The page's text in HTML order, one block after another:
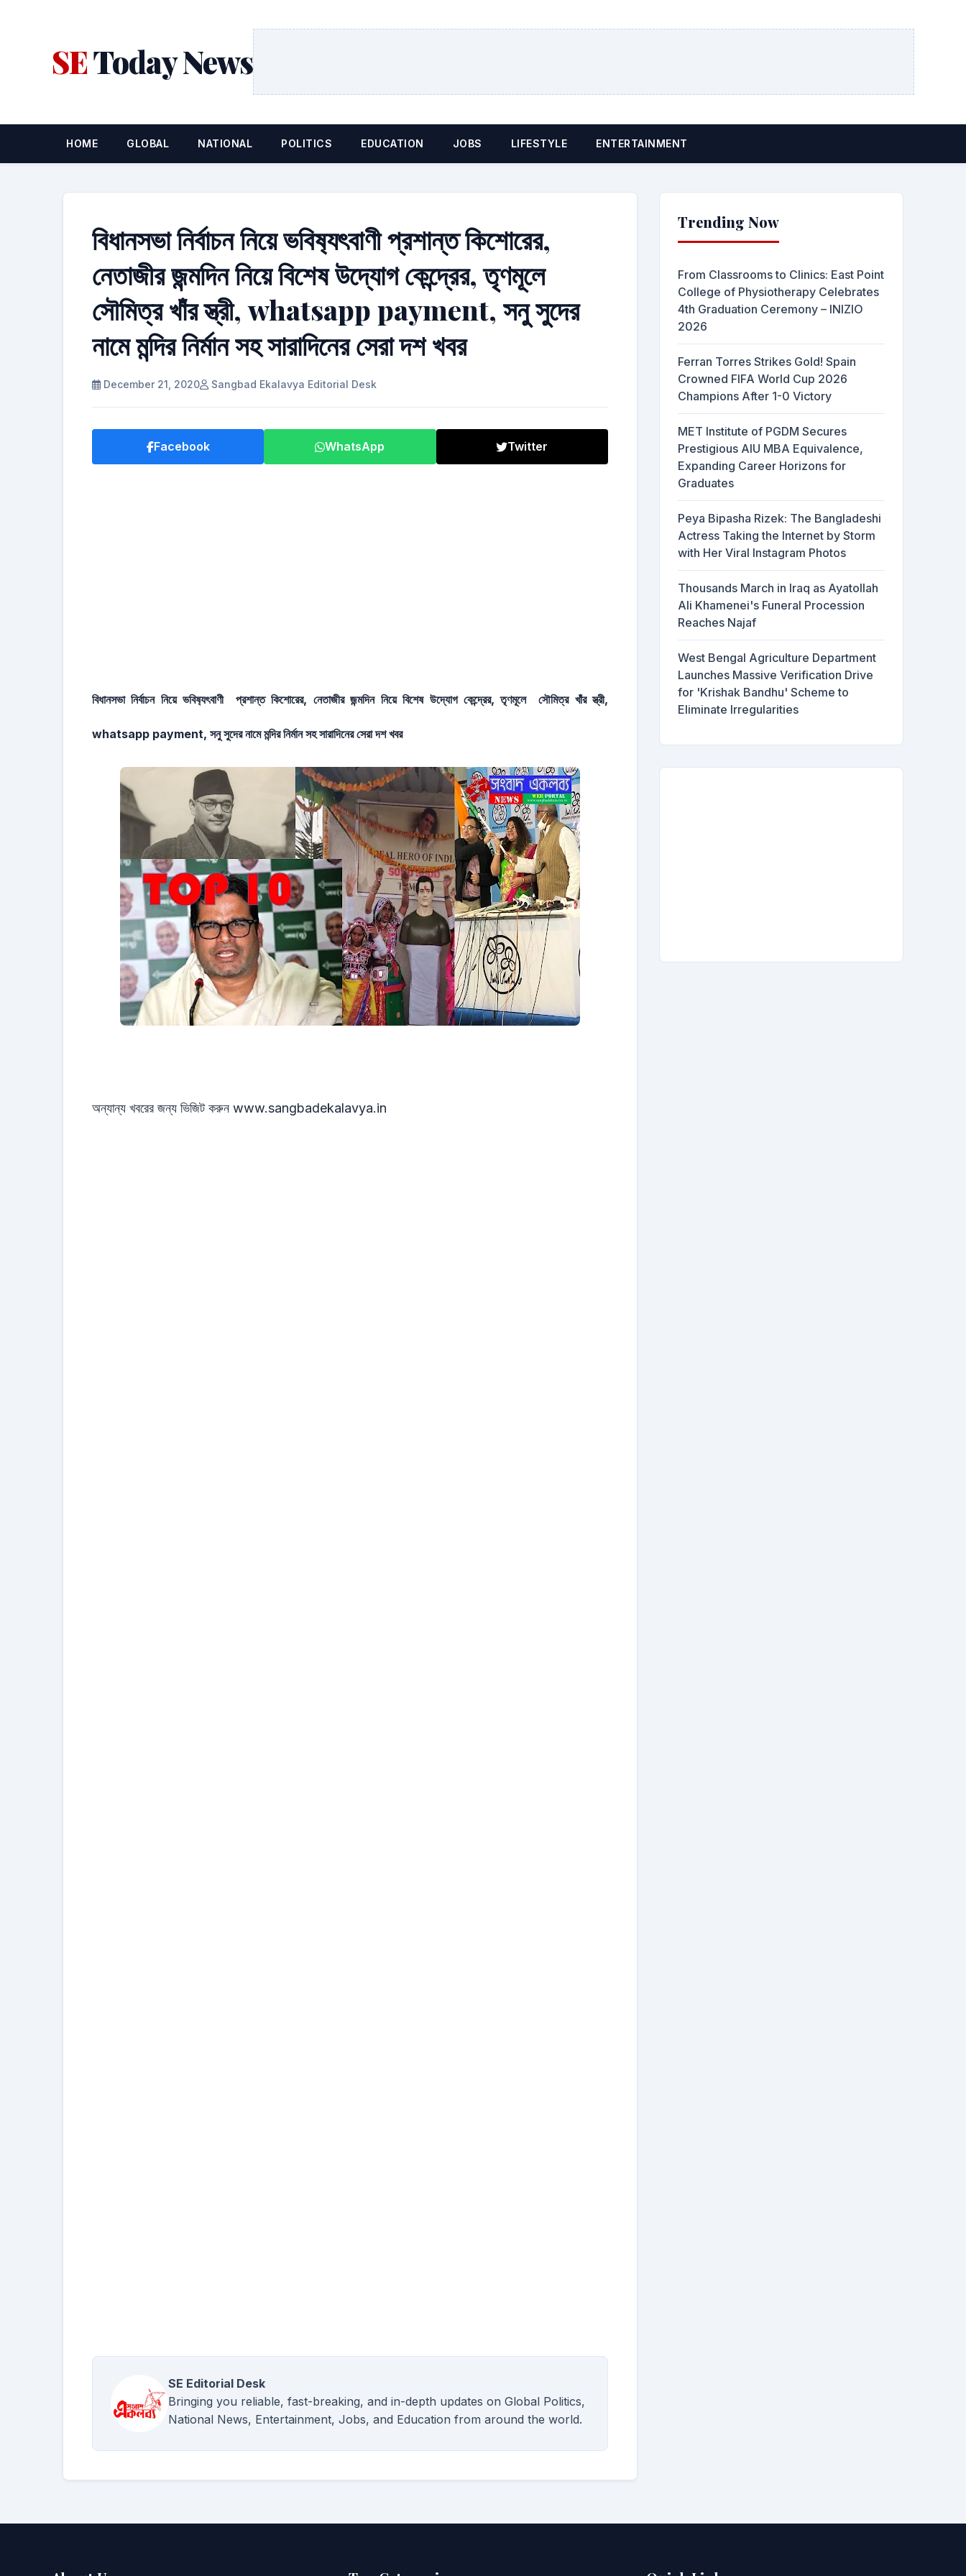
SEToday News
HOME GLOBAL NATIONAL POLITICS EDUCATION JOBS LIFESTYLE ENTERTAINMENT
বিধানসভা নির্বাচন নিয়ে ভবিষ‍্যৎবাণী প্রশান্ত কিশোরের,
নেতাজীর জন্মদিন নিয়ে বিশেষ উদ্যোগ কেন্দ্রের, তৃণমূলে
সৌমিত্র খাঁর স্ত্রী, whatsapp payment, সনু সুদের
নামে মন্দির নির্মান সহ সারাদিনের সেরা দশ খবর
December 21, 2020 Sangbad Ekalavya Editorial Desk
Facebook WhatsApp Twitter
বিধানসভা নির্বাচন নিয়ে ভবিষ‍্যৎবাণী প্রশান্ত কিশোরের, নেতাজীর জন্মদিন নিয়ে বিশেষ উদ্যোগ কেন্দ্রের, তৃণমূলে সৌমিত্র খাঁর স্ত্রী,
whatsapp payment, সনু সুদের নামে মন্দির নির্মান সহ সারাদিনের সেরা দশ খবর
অন্যান্য খবরের জন্য ভিজিট করুন www.sangbadekalavya.in
SE Editorial Desk
Bringing you reliable, fast-breaking, and in-depth updates on Global Politics,
National News, Entertainment, Jobs, and Education from around the world.
Trending Now
From Classrooms to Clinics: East Point
College of Physiotherapy Celebrates
4th Graduation Ceremony – INIZIO
2026
Ferran Torres Strikes Gold! Spain
Crowned FIFA World Cup 2026
Champions After 1-0 Victory
MET Institute of PGDM Secures
Prestigious AIU MBA Equivalence,
Expanding Career Horizons for
Graduates
Peya Bipasha Rizek: The Bangladeshi
Actress Taking the Internet by Storm
with Her Viral Instagram Photos
Thousands March in Iraq as Ayatollah
Ali Khamenei's Funeral Procession
Reaches Najaf
West Bengal Agriculture Department
Launches Massive Verification Drive
for 'Krishak Bandhu' Scheme to
Eliminate Irregularities